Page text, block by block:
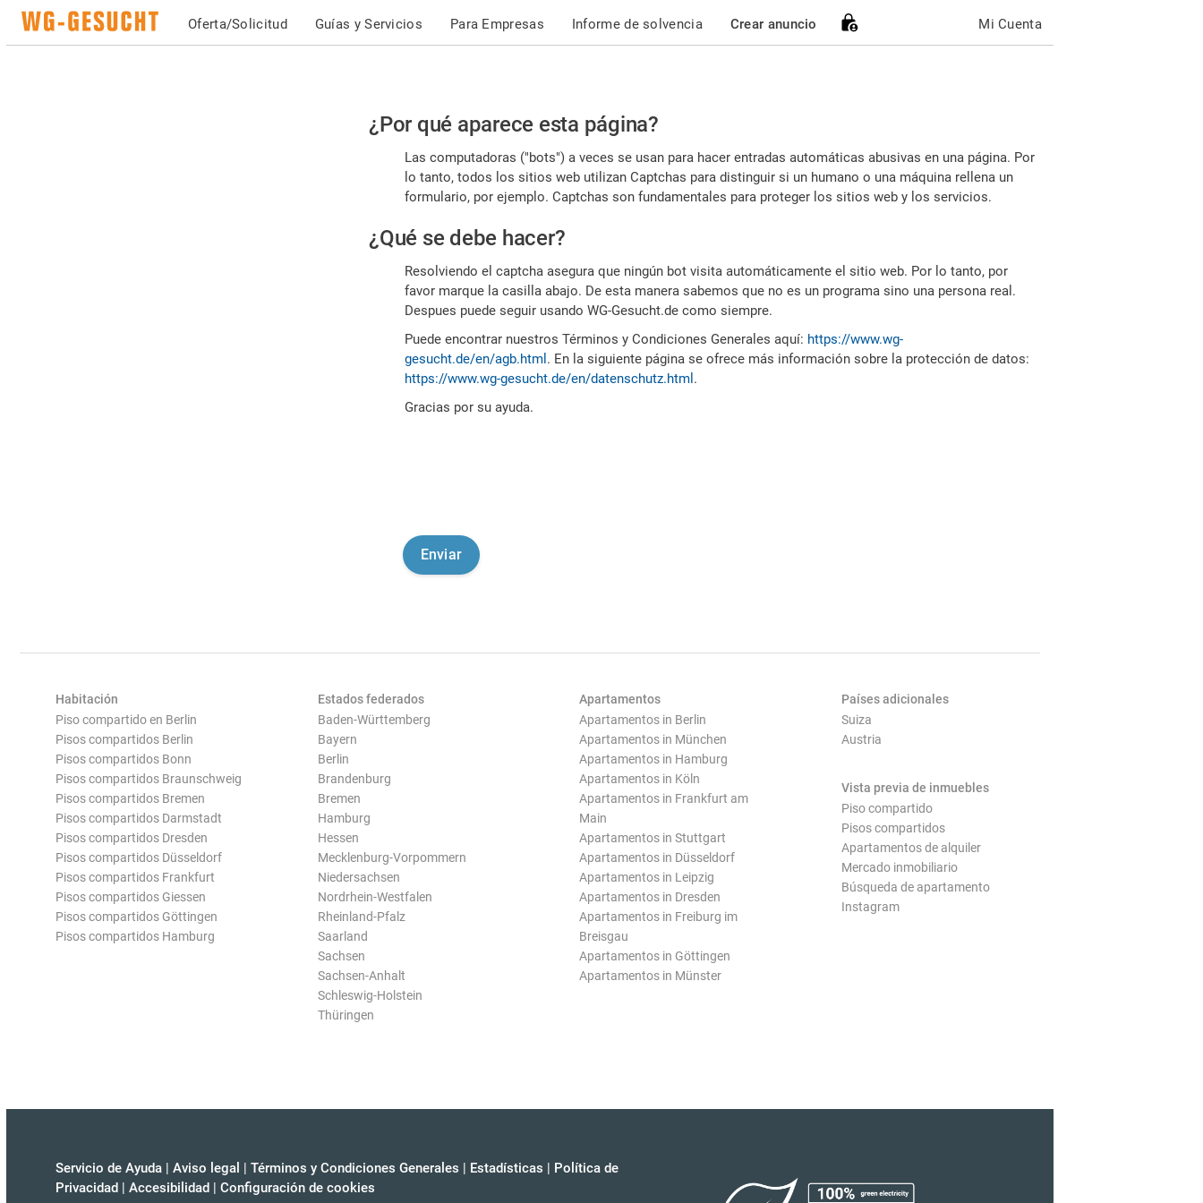
Oferta/Solicitud Guías y Servicios Para Empresas Informe de solvencia Crear anuncio Mi Cuenta
Por
favor,
confirme
es
humano
¿Por qué aparece esta página?
Las computadoras ("bots") a veces se usan para hacer entradas automáticas abusivas en una página. Por
lo tanto, todos los sitios web utilizan Captchas para distinguir si un humano o una máquina rellena un
formulario, por ejemplo. Captchas son fundamentales para proteger los sitios web y los servicios.
¿Qué se debe hacer?
Resolviendo el captcha asegura que ningún bot visita automáticamente el sitio web. Por lo tanto, por
favor marque la casilla abajo. De esta manera sabemos que no es un programa sino una persona real.
Despues puede seguir usando WG-Gesucht.de como siempre.
Puede encontrar nuestros Términos y Condiciones Generales aquí: https://www.wg-
gesucht.de/en/agb.html . En la siguiente página se ofrece más información sobre la protección de datos:
https://www.wg-gesucht.de/en/datenschutz.html .
Gracias por su ayuda.
Habitación
Piso compartido en Berlin
Pisos compartidos Berlin
Pisos compartidos Bonn
Pisos compartidos Braunschweig
Pisos compartidos Bremen
Pisos compartidos Darmstadt
Pisos compartidos Dresden
Pisos compartidos Düsseldorf
Pisos compartidos Frankfurt
Pisos compartidos Giessen
Pisos compartidos Göttingen
Pisos compartidos Hamburg
Estados federados
Baden-Württemberg
Bayern
Berlin
Brandenburg
Bremen
Hamburg
Hessen
Mecklenburg-Vorpommern
Niedersachsen
Nordrhein-Westfalen
Rheinland-Pfalz
Saarland
Sachsen
Sachsen-Anhalt
Schleswig-Holstein
Thüringen
Apartamentos
Apartamentos in Berlin
Apartamentos in München
Apartamentos in Hamburg
Apartamentos in Köln
Apartamentos in Frankfurt am
Main
Apartamentos in Stuttgart
Apartamentos in Düsseldorf
Apartamentos in Leipzig
Apartamentos in Dresden
Apartamentos in Freiburg im
Breisgau
Apartamentos in Göttingen
Apartamentos in Münster
Países adicionales
Suiza
Austria
Vista previa de inmuebles
Piso compartido
Pisos compartidos
Apartamentos de alquiler
Mercado inmobiliario
Búsqueda de apartamento
Instagram
Servicio de Ayuda | Aviso legal | Términos y Condiciones Generales | Estadísticas | Política de
Privacidad | Accesibilidad | Configuración de cookies